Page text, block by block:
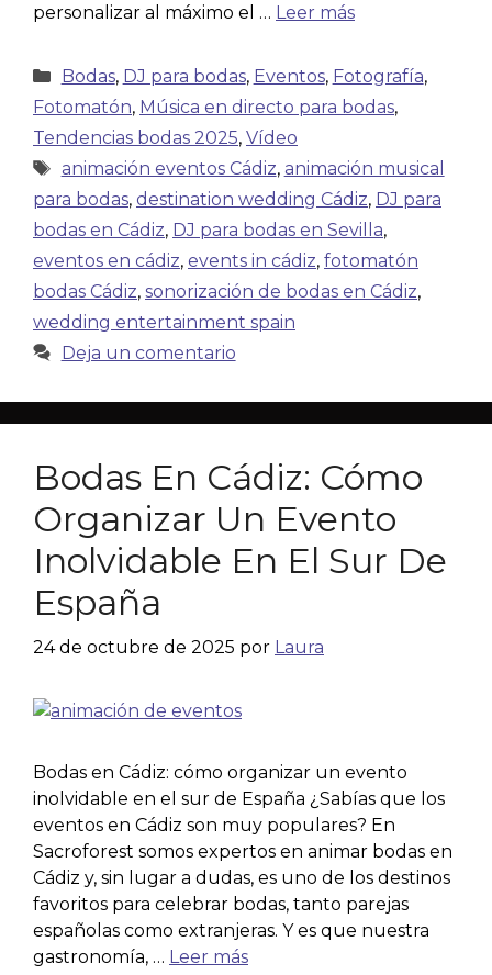
personalizar al máximo el … Leer más
Bodas, DJ para bodas, Eventos, Fotografía,
Fotomatón, Música en directo para bodas,
Tendencias bodas 2025, Vídeo
animación eventos Cádiz, animación musical
para bodas, destination wedding Cádiz, DJ para
bodas en Cádiz, DJ para bodas en Sevilla,
eventos en cádiz, events in cádiz, fotomatón
bodas Cádiz, sonorización de bodas en Cádiz,
wedding entertainment spain
Deja un comentario
Bodas En Cádiz: Cómo
Organizar Un Evento
Inolvidable En El Sur De
España
24 de octubre de 2025 por Laura
Bodas en Cádiz: cómo organizar un evento
inolvidable en el sur de España ¿Sabías que los
eventos en Cádiz son muy populares? En
Sacroforest somos expertos en animar bodas en
Cádiz y, sin lugar a dudas, es uno de los destinos
favoritos para celebrar bodas, tanto parejas
españolas como extranjeras. Y es que nuestra
gastronomía, … Leer más